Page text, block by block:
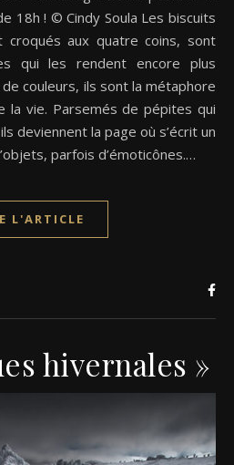
18h ! © Cindy Soula Les biscuits
croqués aux quatre coins, sont
qui les rendent encore plus
couleurs, ils sont la métaphore
la vie. Parsemés de pépites qui
deviennent la page où s’écrit un
parfois d’émoticônes.…
L'ARTICLE
hivernales »